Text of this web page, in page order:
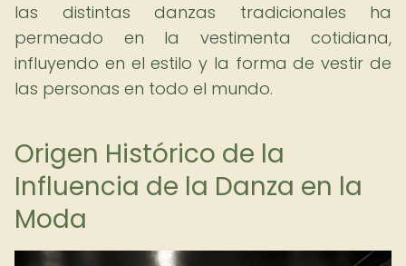
las distintas danzas tradicionales ha
permeado en la vestimenta cotidiana,
influyendo en el estilo y la forma de vestir de
las personas en todo el mundo.
Origen Histórico de la
Influencia de la Danza en la
Moda